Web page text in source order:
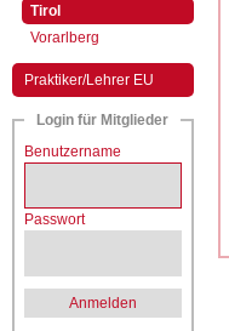
Tirol(aktiv)
Vorarlberg
Praktiker/Lehrer EU
Login für Mitglieder
Benutzername
Passwort
Anmelden